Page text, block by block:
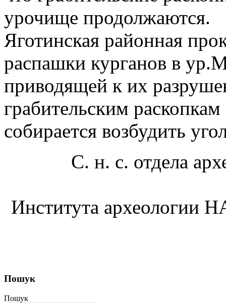
урочище продолжаются.
Яготинская районная
распашки курганов в
приводящей к их
грабительским
собирается возбудить
С. н. с. отдела
Института археологии
Пошук
Пошук